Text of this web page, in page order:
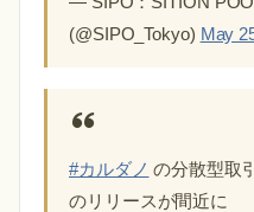
(@SIPO_Tokyo) May
#カルダノ の分散型取
のリリースが間近に